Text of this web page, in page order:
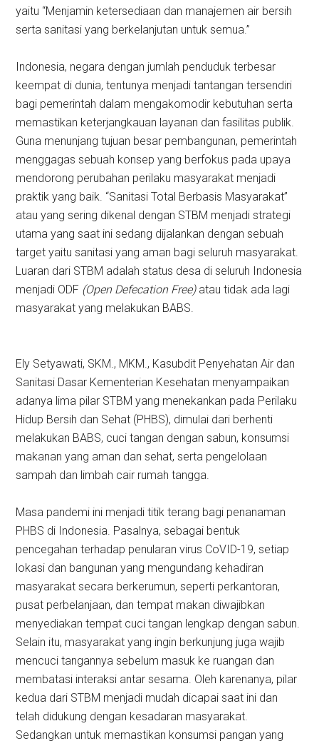
yaitu “Menjamin ketersediaan dan manajemen air bersih
serta sanitasi yang berkelanjutan untuk semua.”
Indonesia, negara dengan jumlah penduduk terbesar
keempat di dunia, tentunya menjadi tantangan tersendiri
bagi pemerintah dalam mengakomodir kebutuhan serta
memastikan keterjangkauan layanan dan fasilitas publik.
Guna menunjang tujuan besar pembangunan, pemerintah
menggagas sebuah konsep yang berfokus pada upaya
mendorong perubahan perilaku masyarakat menjadi
praktik yang baik. “Sanitasi Total Berbasis Masyarakat”
atau yang sering dikenal dengan STBM menjadi strategi
utama yang saat ini sedang dijalankan dengan sebuah
target yaitu sanitasi yang aman bagi seluruh masyarakat.
Luaran dari STBM adalah status desa di seluruh Indonesia
menjadi ODF (Open Defecation Free) atau tidak ada lagi
masyarakat yang melakukan BABS.
Ely Setyawati, SKM., MKM., Kasubdit Penyehatan Air dan
Sanitasi Dasar Kementerian Kesehatan menyampaikan
adanya lima pilar STBM yang menekankan pada Perilaku
Hidup Bersih dan Sehat (PHBS), dimulai dari berhenti
melakukan BABS, cuci tangan dengan sabun, konsumsi
makanan yang aman dan sehat, serta pengelolaan
sampah dan limbah cair rumah tangga.
Masa pandemi ini menjadi titik terang bagi penanaman
PHBS di Indonesia. Pasalnya, sebagai bentuk
pencegahan terhadap penularan virus CoVID-19, setiap
lokasi dan bangunan yang mengundang kehadiran
masyarakat secara berkerumun, seperti perkantoran,
pusat perbelanjaan, dan tempat makan diwajibkan
menyediakan tempat cuci tangan lengkap dengan sabun.
Selain itu, masyarakat yang ingin berkunjung juga wajib
mencuci tangannya sebelum masuk ke ruangan dan
membatasi interaksi antar sesama. Oleh karenanya, pilar
kedua dari STBM menjadi mudah dicapai saat ini dan
telah didukung dengan kesadaran masyarakat.
Sedangkan untuk memastikan konsumsi pangan yang